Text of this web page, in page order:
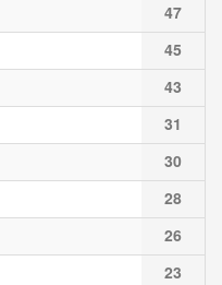
47
45
43
31
30
28
26
23